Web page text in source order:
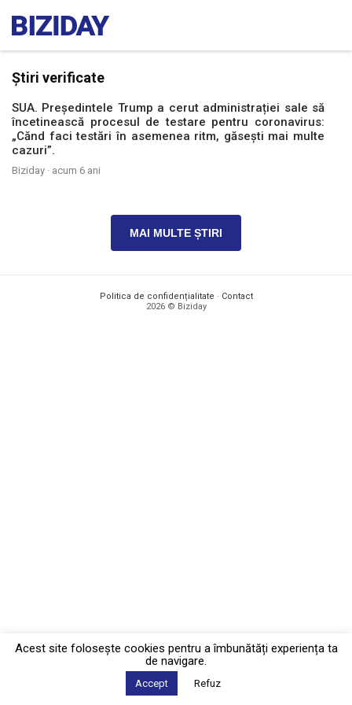
Știri verificate
SUA. Președintele Trump a cerut administrației sale să
încetinească procesul de testare pentru coronavirus:
„Cănd faci testări în asemenea ritm, găsești mai multe
cazuri”.
Biziday · acum 6 ani
MAI MULTE ȘTIRI
Politica de confidențialitate · Contact
2026 © Biziday
Acest site foloseşte cookies pentru a îmbunătăți experiența ta
de navigare.
Accept Refuz